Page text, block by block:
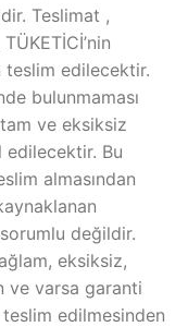
Teslimat ,
teslim edilecektir.
bulunmaması
ve eksiksiz
Bu
almasından
değildir.
eksiksiz,
ve varsa garanti
teslim edilmesinden